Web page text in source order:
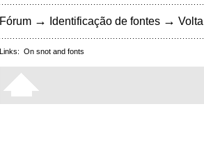
Fórum → Identificação de fontes →
Links: On snot and fonts